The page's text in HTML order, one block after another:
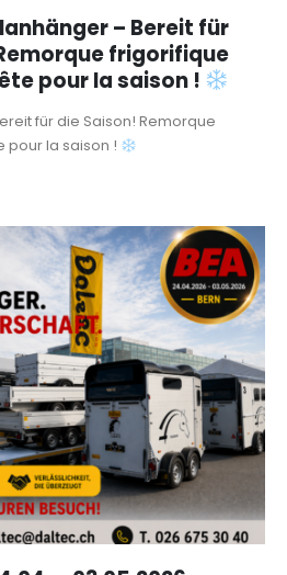
– Bereit für
frigorifique
pour la saison !
für die Saison! Remorque
pour la saison !